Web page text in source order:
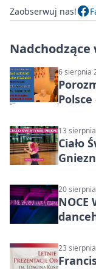
Zaobserwuj nas!
6 sierpnia
13
Ciało
20
NOCE
23